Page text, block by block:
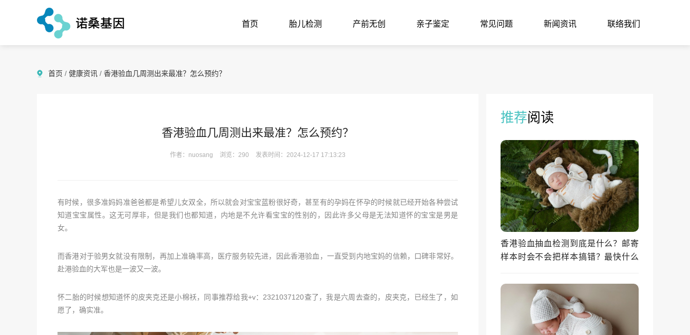
首页 胎儿检测 产前无创 亲子鉴定 常见问题 新闻资讯 联络我们
首页 / 健康资讯 / 香港验血几周测出来最准？怎么预约？
香港验血几周测出来最准？怎么预约？
作者：nuosang 浏览：290 发表时间：2024-12-17 17:13:23
有时候，很多准妈妈准爸爸都是希望儿女双全，所以就会对宝宝蓝粉很好奇，甚至有的孕妈在怀孕的时候就已经开始各种尝试
知道宝宝属性。这无可厚非，但是我们也都知道，内地是不允许看宝宝的性别的，因此许多父母是无法知道怀的宝宝是男是
女。
而香港对于验男女就没有限制，再加上准确率高，医疗服务较先进，因此香港验血，一直受到内地宝妈的信赖，口碑非常好。
赴港验血的大军也是一波又一波。
怀二胎的时候想知道怀的皮夹克还是小棉袄，同事推荐给我+v：2321037120查了，我是六周去查的，皮夹克，已经生了，如
愿了，确实准。
推荐阅读
香港验血抽血检测到底是什么？邮寄
样本时会不会把样本搞错？最快什么